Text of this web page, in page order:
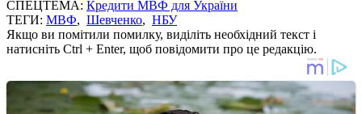
СПЕЦТЕМА: Кредити МВФ для України
ТЕГИ: МВФ, Шевченко, НБУ
Якщо ви помітили помилку, виділіть необхідний текст і
натисніть Ctrl + Enter, щоб повідомити про це редакцію.